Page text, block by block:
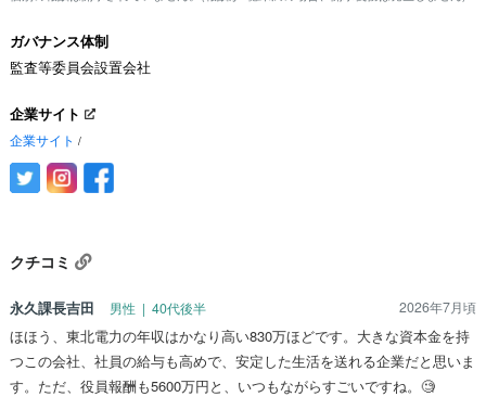
ガバナンス体制
監査等委員会設置会社
企業サイト
企業サイト /
クチコミ
永久課長吉田 男性 | 40代後半 2026年7月頃
ほほう、東北電力の年収はかなり高い830万ほどです。大きな資本金を持
つこの会社、社員の給与も高めで、安定した生活を送れる企業だと思いま
す。ただ、役員報酬も5600万円と、いつもながらすごいですね。🧐